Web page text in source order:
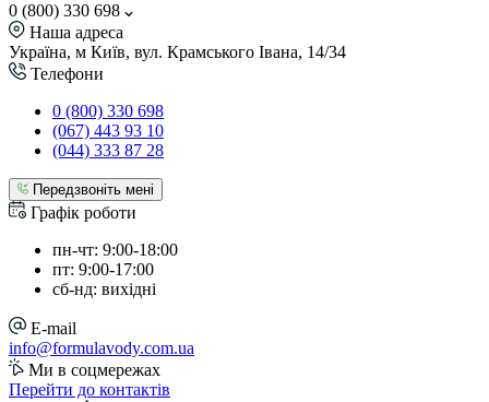
0 (800) 330 698
Наша адреса
Україна, м Київ, вул. Крамського Івана, 14/34
Телефони
0 (800) 330 698
(067) 443 93 10
(044) 333 87 28
Передзвоніть мені
Графік роботи
пн-чт: 9:00-18:00
пт: 9:00-17:00
сб-нд: вихідні
E-mail
info@formulavody.com.ua
Ми в соцмережах
Перейти до контактів